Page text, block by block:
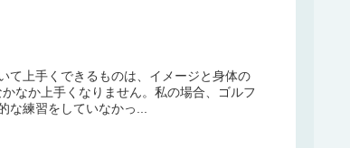
て上手くできるものは、イメージと身体の
なか上手くなりません。私の場合、ゴルフ
な練習をしていなかっ...